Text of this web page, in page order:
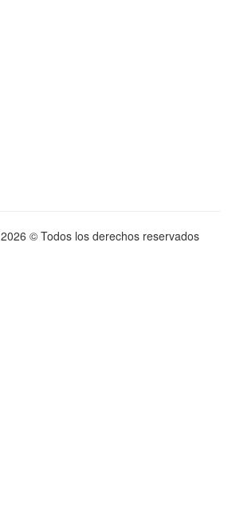
2026 © Todos los derechos reservados